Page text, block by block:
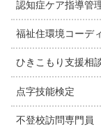
認知症ケア指導管
福祉住環境コーデ
ひきこもり支援相
点字技能検定
不登校訪問専門員